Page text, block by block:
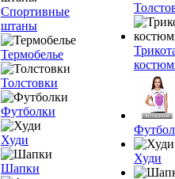
Спортивные
штаны
Термобелье
Толстовки
Футболки
Худи
Шапки
Худи